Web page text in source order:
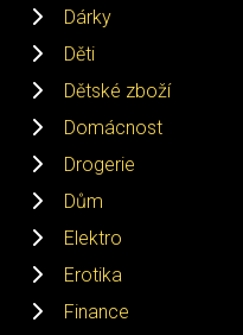
Dárky
Děti
Dětské zboží
Domácnost
Drogerie
Dům
Elektro
Erotika
Finance